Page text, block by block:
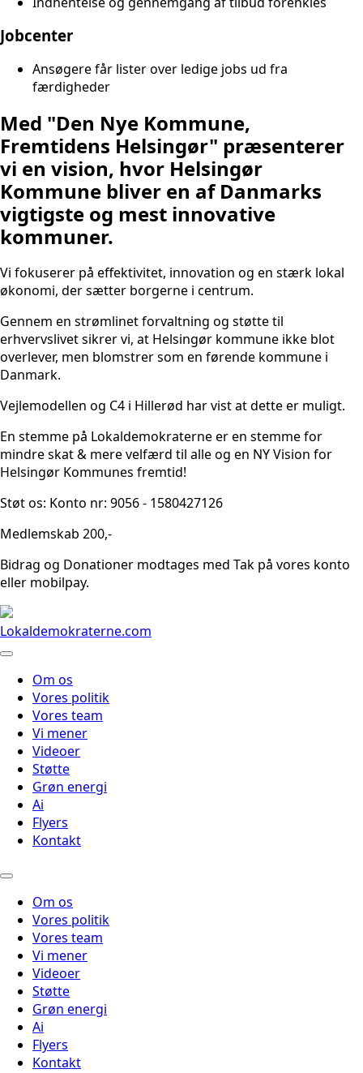
Jobcenter
Ansøgere får lister over ledige jobs ud fra
færdigheder
Med "Den Nye Kommune,
Fremtidens Helsingør" præsenterer
vi en vision, hvor Helsingør
Kommune bliver en af Danmarks
vigtigste og mest innovative
kommuner.
Vi fokuserer på effektivitet, innovation og en stærk lokal
økonomi, der sætter borgerne i centrum.
Gennem en strømlinet forvaltning og støtte til
erhvervslivet sikrer vi, at Helsingør kommune ikke blot
overlever, men blomstrer som en førende kommune i
Danmark.
Vejlemodellen og C4 i Hillerød har vist at dette er muligt.
En stemme på Lokaldemokraterne er en stemme for
mindre skat & mere velfærd til alle og en NY Vision for
Helsingør Kommunes fremtid!
Støt os: Konto nr: 9056 - 1580427126
Medlemskab 200,-
Bidrag og Donationer modtages med Tak på vores konto
eller mobilpay.
Lokaldemokraterne.com
Om os
Vores politik
Vores team
Vi mener
Videoer
Støtte
Grøn energi
Ai
Flyers
Kontakt
Om os
Vores politik
Vores team
Vi mener
Videoer
Støtte
Grøn energi
Ai
Flyers
Kontakt